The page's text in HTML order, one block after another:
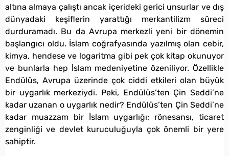
altına almaya çalıştı ancak içerideki gerici unsurlar ve dış
dünyadaki keşiflerin yarattığı merkantilizm süreci
durduramadı. Bu da Avrupa merkezli yeni bir dönemin
başlangıcı oldu. İslam coğrafyasında yazılmış olan cebir,
kimya, hendese ve logaritma gibi pek çok kitap okunuyor
ve bunlarla hep İslam medeniyetine özeniliyor. Özellikle
Endülüs, Avrupa üzerinde çok ciddi etkileri olan büyük
bir uygarlık merkeziydi. Peki, Endülüs’ten Çin Seddi’ne
kadar uzanan o uygarlık nedir? Endülüs’ten Çin Seddi’ne
kadar muazzam bir İslam uygarlığı; rönesansı, ticaret
zenginliği ve devlet kuruculuğuyla çok önemli bir yere
sahiptir.